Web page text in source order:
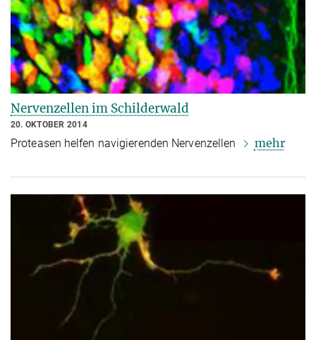
Nervenzellen im Schilderwald
20. OKTOBER 2014
Proteasen helfen navigierenden Nervenzellen mehr